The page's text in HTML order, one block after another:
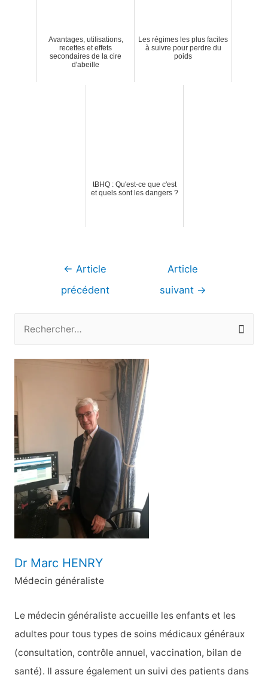
Avantages, utilisations,
recettes et effets
secondaires de la cire
d'abeille
Les régimes les plus faciles
à suivre pour perdre du
poids
tBHQ : Qu'est-ce que c'est
et quels sont les dangers ?
Navigation
← Article
précédent
Article
suivant →
c
h
r
c
h
e
r
Dr Marc HENRY
Médecin généraliste
Le médecin généraliste accueille les enfants et les
adultes pour tous types de soins médicaux généraux
(consultation, contrôle annuel, vaccination, bilan de
santé). Il assure également un suivi des patients dans